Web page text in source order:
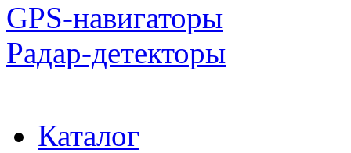
GPS-навигаторы
Радар-детекторы
Каталог